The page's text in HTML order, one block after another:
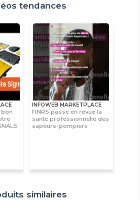
tendances
INFOWEB MARKETPLACE
l’INRS passe en revue la
santé professionnelle des
sapeurs-pompiers
similaires